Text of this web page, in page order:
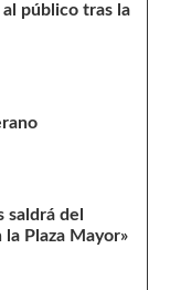
al público tras la
saldrá del
la Plaza Mayor»